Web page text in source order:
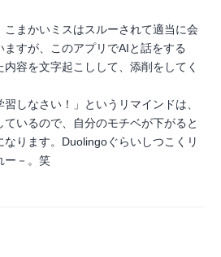
こまかいミスはスルーされて適当に会
ますが、このアプリでAIと話をする
内容を文字起こしして、添削をしてく
しなさい！」というリマインドは、
ているので、自分のモチベが下がると
なります。Duolingoぐらいしつこくリ
ー－。笑